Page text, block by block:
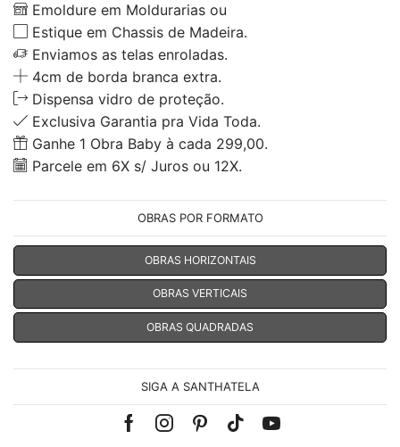
Emoldure em Moldurarias ou
Estique em Chassis de Madeira.
Enviamos as telas enroladas.
4cm de borda branca extra.
Dispensa vidro de proteção.
Exclusiva Garantia pra Vida Toda.
Ganhe 1 Obra Baby à cada 299,00.
Parcele em 6X s/ Juros ou 12X.
OBRAS POR FORMATO
OBRAS HORIZONTAIS
OBRAS VERTICAIS
OBRAS QUADRADAS
SIGA A SANTHATELA
FacebookInstagramPinterest
Tik-Youtube